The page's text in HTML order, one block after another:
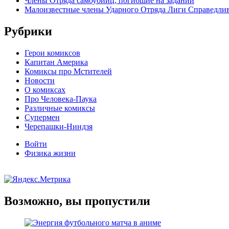
Малоизвестные члены Ударного Отряда Лиги
Рубрики
Герои комиксов
Капитан Америка
Комиксы про Мстителей
Новости
О комиксах
Про Человека-Паука
Различные комиксы
Супермен
Черепашки-Ниндзя
Войти
Физика жизни
Возможно, вы пропустили